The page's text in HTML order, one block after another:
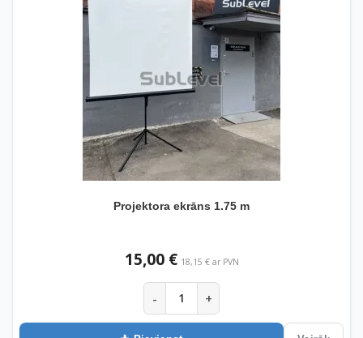
Projektora ekrāns 1.75 m
15,00 € 18,15 € ar PVN
- +